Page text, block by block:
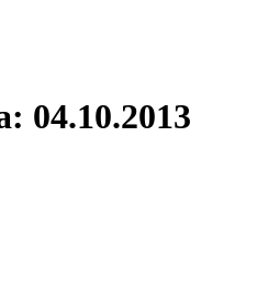
04.10.2013